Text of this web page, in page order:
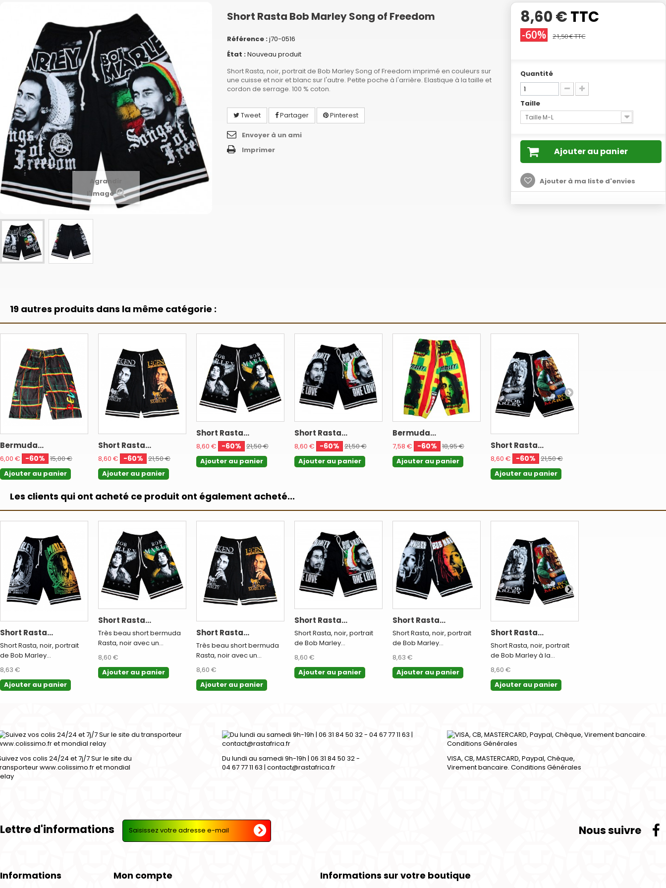
Agrandir
l'image
Short Rasta Bob Marley Song of Freedom
Référence :j70-0516
État :Nouveau produit
Short Rasta, noir, portrait de Bob Marley Song of Freedom imprimé en couleurs sur
une cuisse et noir et blanc sur l'autre. Petite poche à l'arrière. Elastique à la taille et
cordon de serrage. 100 % coton.
Tweet Partager Pinterest
Envoyer à un ami
Imprimer
8,60 € TTC
-60% 21,50 €TTC
Quantité
Taille
Taille M-L
Ajouter au panier
Ajouter à ma liste d'envies
19 autres produits dans la même catégorie :
Bermuda...
6,00 € -60% 15,00 €
Ajouter au panier
Short Rasta...
8,60 € -60% 21,50 €
Ajouter au panier
Short Rasta...
8,60 € -60% 21,50 €
Ajouter au panier
Short Rasta...
8,60 € -60% 21,50 €
Ajouter au panier
Bermuda...
7,58 € -60% 18,95 €
Ajouter au panier
Short Rasta...
8,60 € -60% 21,50 €
Ajouter au panier
Les clients qui ont acheté ce produit ont également acheté...
Short Rasta...
Short Rasta, noir, portrait
de Bob Marley...
8,63 €
Ajouter au panier
Short Rasta...
Très beau short bermuda
Rasta, noir avec un...
8,60 €
Ajouter au panier
Short Rasta...
Très beau short bermuda
Rasta, noir avec un...
8,60 €
Ajouter au panier
Short Rasta...
Short Rasta, noir, portrait
de Bob Marley...
8,60 €
Ajouter au panier
Short Rasta...
Short Rasta, noir, portrait
de Bob Marley...
8,63 €
Ajouter au panier
Short Rasta...
Short Rasta, noir, portrait
de Bob Marley à la...
8,60 €
Ajouter au panier
vos colis 24/24 et 7j/7 Sur le site du
www.colissimo.fr et mondial
Du lundi au samedi 9h-19h | 06 31 84 50 32 -
04 67 77 11 63 | contact@rastafrica.fr
VISA, CB, MASTERCARD, Paypal, Chèque,
Virement bancaire. Conditions Générales
Lettre d'informations Nous suivre
Informations Mon compte Informations sur votre boutique